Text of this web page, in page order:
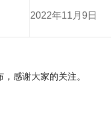
2022年11月9日
，感谢大家的关注。